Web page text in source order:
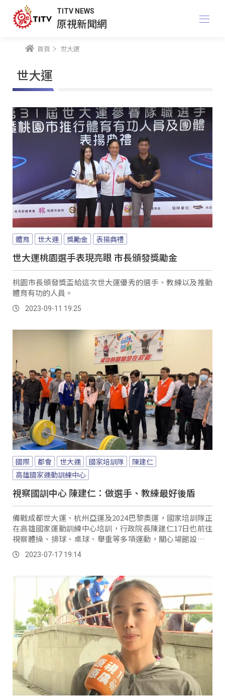
TITV NEWS
原視新聞網
首頁 世大運
世大運
體育 世大運 獎勵金 表揚典禮
世大運桃園選手表現亮眼 市長頒發獎勵金
桃園市長頒發獎盃給這次世大運優秀的選手、教練以及推動
體育有功的人員。
2023-09-11 19:25
國際 都會 世大運 國家培訓隊
陳建仁
高雄國家運動訓練中心
視察國訓中心 陳建仁：做選手、教練最好後盾
備戰成都世大運、杭州亞運及2024巴黎奧運，國家培訓隊正
在高雄國家運動訓練中心培訓，行政院長陳建仁17日也前往
視察體操、排球、桌球、舉重等多項運動，關心場館設施、
選手體能、以及培訓內容。
2023-07-17 19:14